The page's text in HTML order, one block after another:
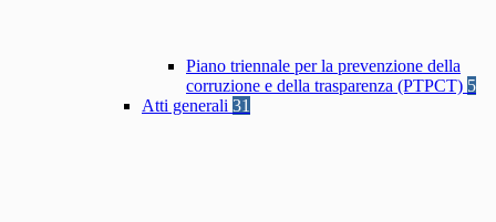
Piano triennale per la prevenzione della
corruzione e della trasparenza (PTPCT) 5
Atti generali 31